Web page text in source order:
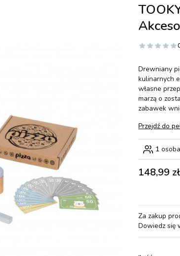
Drewniany
kulinarnych
własne
marzą o
zabawek
Przejdź do
1
Cena
148,99 zł
Za zakup
Dowiedz się